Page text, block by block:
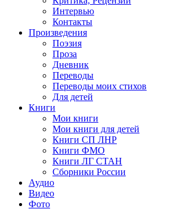
Интервью
Контакты
Произведения
Поэзия
Проза
Дневник
Переводы
Переводы моих стихов
Для детей
Книги
Мои книги
Мои книги для детей
Книги СП ЛНР
Книги ФМО
Книги ЛГ СТАН
Сборники России
Аудио
Видео
Фото